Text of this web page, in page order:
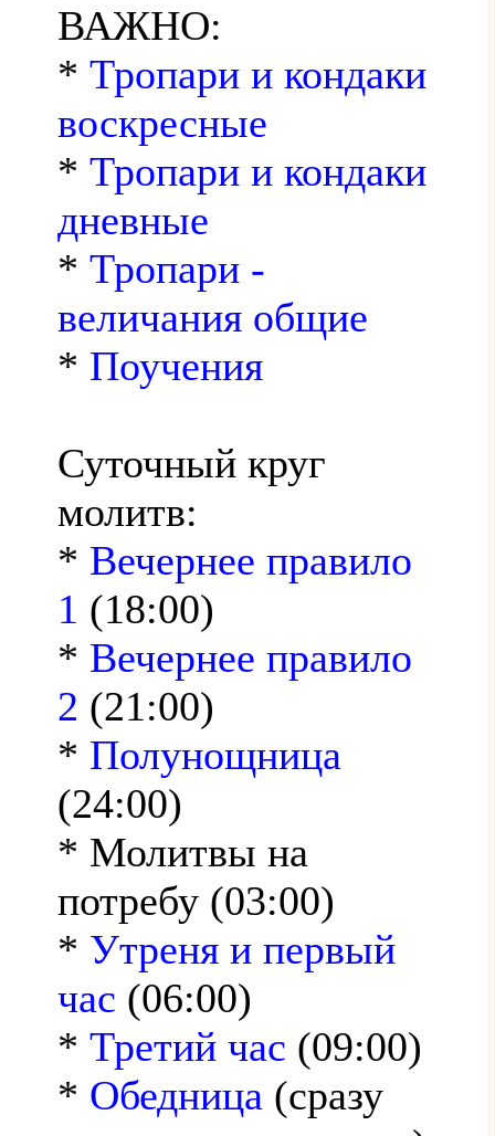
ВАЖНО:
* Тропари и кондаки
воскресные
* Тропари и кондаки
дневные
* Тропари -
величания общие
* Поучения
Суточный круг
молитв:
* Вечернее правило
1 (18:00)
* Вечернее правило
2 (21:00)
* Полунощница
(24:00)
* Молитвы на
потребу (03:00)
* Утреня и первый
час (06:00)
* Третий час (09:00)
* Обедница (сразу